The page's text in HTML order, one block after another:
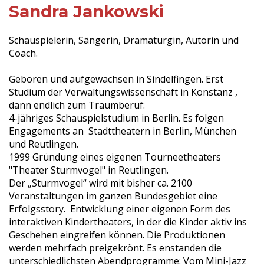
Sandra Jankowski
Schauspielerin, Sängerin, Dramaturgin, Autorin und
Coach.
Geboren und aufgewachsen in Sindelfingen. Erst
Studium der Verwaltungswissenschaft in Konstanz ,
dann endlich zum Traumberuf:
4-jähriges Schauspielstudium in Berlin. Es folgen
Engagements an Stadttheatern in Berlin, München
und Reutlingen.
1999 Gründung eines eigenen Tourneetheaters
"Theater Sturmvogel" in Reutlingen.
Der „Sturmvogel“ wird mit bisher ca. 2100
Veranstaltungen im ganzen Bundesgebiet eine
Erfolgsstory. Entwicklung einer eigenen Form des
interaktiven Kindertheaters, in der die Kinder aktiv ins
Geschehen eingreifen können. Die Produktionen
werden mehrfach preigekrönt. Es enstanden die
unterschiedlichsten Abendprogramme: Vom Mini-Jazz